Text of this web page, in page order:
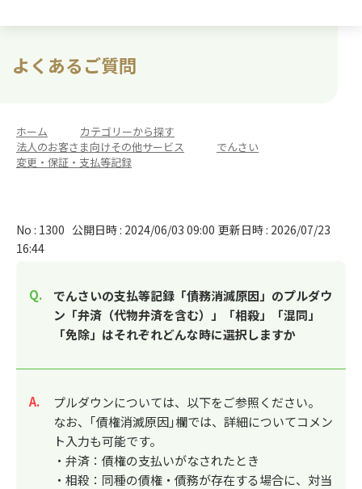
よくあるご質問
ホーム カテゴリーから探す
法人のお客さま向けその他サービス
でんさい
変更・保証・支払等記録
No : 1300 公開日時 : 2024/06/03 09:00 更新日時 : 2026/07/23
16:44
でんさいの支払等記録「債務消滅原因」のプルダウ
ン「弁済（代物弁済を含む）」「相殺」「混同」
「免除」はそれぞれどんな時に選択しますか
回答
プルダウンについては、以下をご参照ください。
なお、｢債権消滅原因｣欄では、詳細についてコメン
ト入力も可能です。
・弁済：債権の支払いがなされたとき
・相殺：同種の債権・債務が存在する場合に、対当